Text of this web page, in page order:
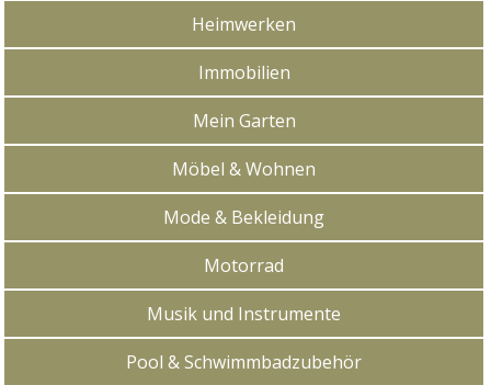
Heimwerken
Immobilien
Mein Garten
Möbel & Wohnen
Mode & Bekleidung
Motorrad
Musik und Instrumente
Pool & Schwimmbadzubehör